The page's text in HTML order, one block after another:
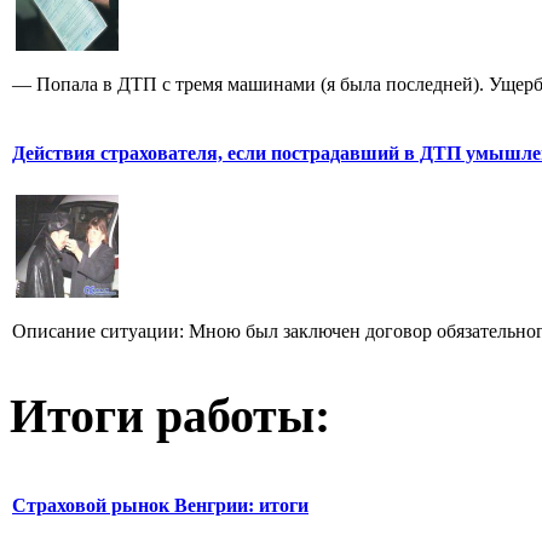
— Попала в ДТП с тремя машинами (я была последней).
Действия страхователя, если пострадавший в ДТП
Описание ситуации: Мною был заключен договор
Итоги работы:
Cтраховой рынок Венгрии: итоги